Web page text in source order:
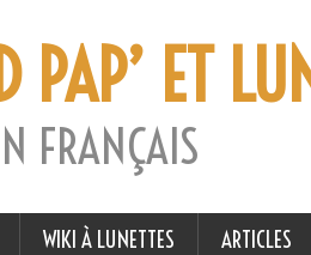
ET
FRANÇAIS
WIKI À LUNETTES ARTICLES